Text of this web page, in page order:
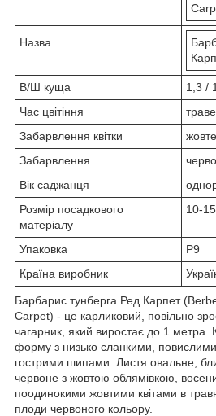
Назва
В/Ш куща
1,3 /
Час цвітіння
Забарвлення квітки
жовте
Забарвлення
Вік саджанця
Розмір посадкового
матеріалу
10-
Упаковка
Р9
Країна виробник
Барбарис тунберга Ред Карпет
Carpet) - це карликовий, повільно
чагарник, який виростає до 1 метра.
форму з низько сланкими, повислими
гострими шипами. Листя овальне,
червоне з жовтою облямівкою,
поодинокими жовтими квітами в
плоди червоного кольору.